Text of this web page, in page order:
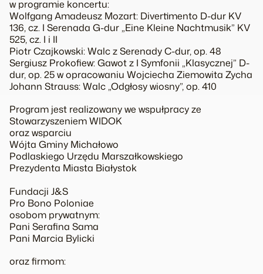
w programie koncertu:
Wolfgang Amadeusz Mozart: Divertimento D-dur KV
136, cz. I Serenada G-dur „Eine Kleine Nachtmusik” KV
525, cz. I i II
Piotr Czajkowski: Walc z Serenady C-dur, op. 48
Sergiusz Prokofiew: Gawot z I Symfonii „Klasycznej” D-
dur, op. 25 w opracowaniu Wojciecha Ziemowita Zycha
Johann Strauss: Walc „Odgłosy wiosny”, op. 410
Program jest realizowany we wspułpracy ze
Stowarzyszeniem WIDOK
oraz wsparciu
Wójta Gminy Michałowo
Podlaskiego Urzędu Marszałkowskiego
Prezydenta Miasta Białystok
Fundacji J&S
Pro Bono Poloniae
osobom prywatnym:
Pani Serafina Sama
Pani Marcia Bylicki
oraz firmom: